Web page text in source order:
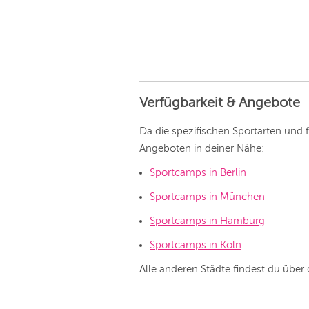
Verfügbarkeit & Angebote
Da die spezifischen Sportarten
Angeboten in deiner Nähe:
Sportcamps in Berlin
Sportcamps in München
Sportcamps in Hamburg
Sportcamps in Köln
Alle anderen Städte findest du über